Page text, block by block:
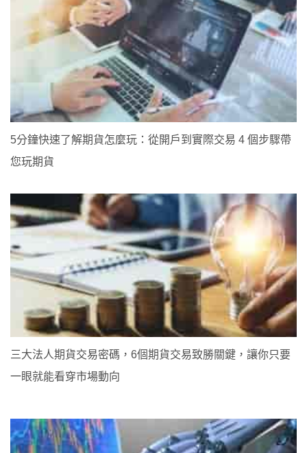
5分鐘快速了解期貨怎麼玩：從開戶到實際交易 4 個步驟帶
您玩期貨
三大法人期貨交易密碼，6個期貨交易致勝關鍵，讓你只要
一眼就能看穿市場動向